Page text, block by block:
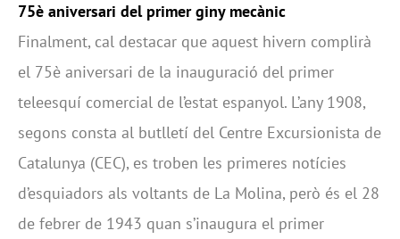
75è aniversari del primer giny mecànic
Finalment, cal destacar que aquest hivern complirà
el 75è aniversari de la inauguració del primer
teleesquí comercial de l’estat espanyol. L’any 1908,
segons consta al butlletí del Centre Excursionista de
Catalunya (CEC), es troben les primeres notícies
d’esquiadors als voltants de La Molina, però és el 28
de febrer de 1943 quan s’inaugura el primer